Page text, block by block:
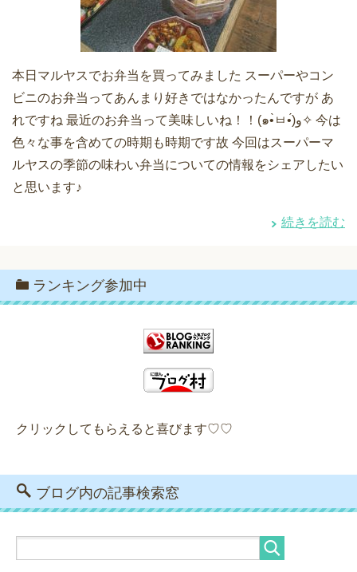
本日マルヤスでお弁当を買ってみました スーパーやコン
ビニのお弁当ってあんまり好きではなかったんですが あ
れですね 最近のお弁当って美味しいね！！(๑•̀ㅂ•́)و✧ 今は
色々な事を含めての時期も時期です故 今回はスーパーマ
ルヤスの季節の味わい弁当についての情報をシェアしたい
と思います♪
続きを読む
ランキング参加中
クリックしてもらえると喜びます♡♡
ブログ内の記事検索窓